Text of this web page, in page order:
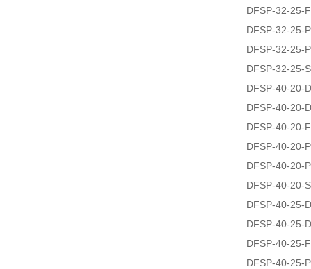
DFSP-32-25-
DFSP-32-25-
DFSP-32-25-
DFSP-32-25-
DFSP-40-20-
DFSP-40-20-
DFSP-40-20-
DFSP-40-20-
DFSP-40-20-
DFSP-40-20-
DFSP-40-25-
DFSP-40-25-
DFSP-40-25-
DFSP-40-25-